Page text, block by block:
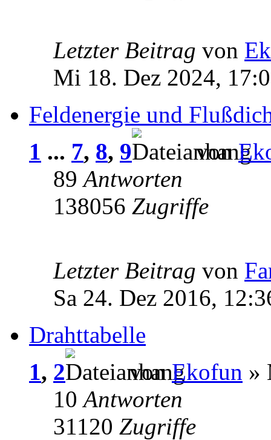
Letzter Beitrag von
Mi 18. Dez 2024,
Feldenergie und
1 ... 7, 8, 9 von
89Antworten
138056 Zugriffe
Letzter Beitrag von
Sa 24. Dez 2016,
Drahttabelle
1, 2 vonEkofun »
10Antworten
31120 Zugriffe